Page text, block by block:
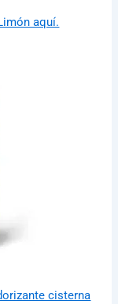
aquí.
cisterna